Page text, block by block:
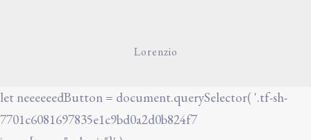
Lorenzio
let neeeeeedButton = document.querySelector( '.tf-sh-
7701c6081697835e1c9bd0a2d0b824f7